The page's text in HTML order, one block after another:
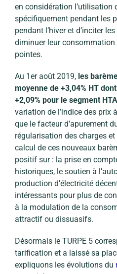
en considération l’utilisation
spécifiquement pendant les
pendant l’hiver et d’inciter
diminuer leur consommation
pointes.
Au 1er août 2019, les
moyenne de +3,04% HT
+2,09% pour le segment HTA
variation de l’indice des prix
que le facteur d’apurement
régularisation des charges
calcul de ces nouveaux
positif sur : la prise en
historiques, le soutien à
production d’électricité
intéressants pour plus de
à la modulation de la
attractif ou dissuasifs.
Désormais le TURPE 5
tarification et a laissé sa
expliquons les évolutions du